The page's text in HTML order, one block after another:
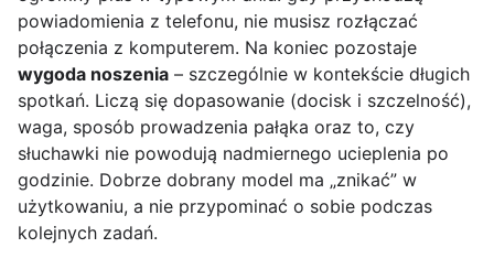
powiadomienia z telefonu, nie musisz rozłączać
połączenia z komputerem. Na koniec pozostaje
wygoda noszenia – szczególnie w kontekście długich
spotkań. Liczą się dopasowanie (docisk i szczelność),
waga, sposób prowadzenia pałąka oraz to, czy
słuchawki nie powodują nadmiernego ucieplenia po
godzinie. Dobrze dobrany model ma „znikać” w
użytkowaniu, a nie przypominać o sobie podczas
kolejnych zadań.